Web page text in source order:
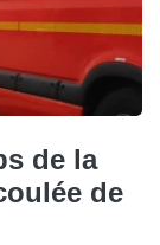
de la
de